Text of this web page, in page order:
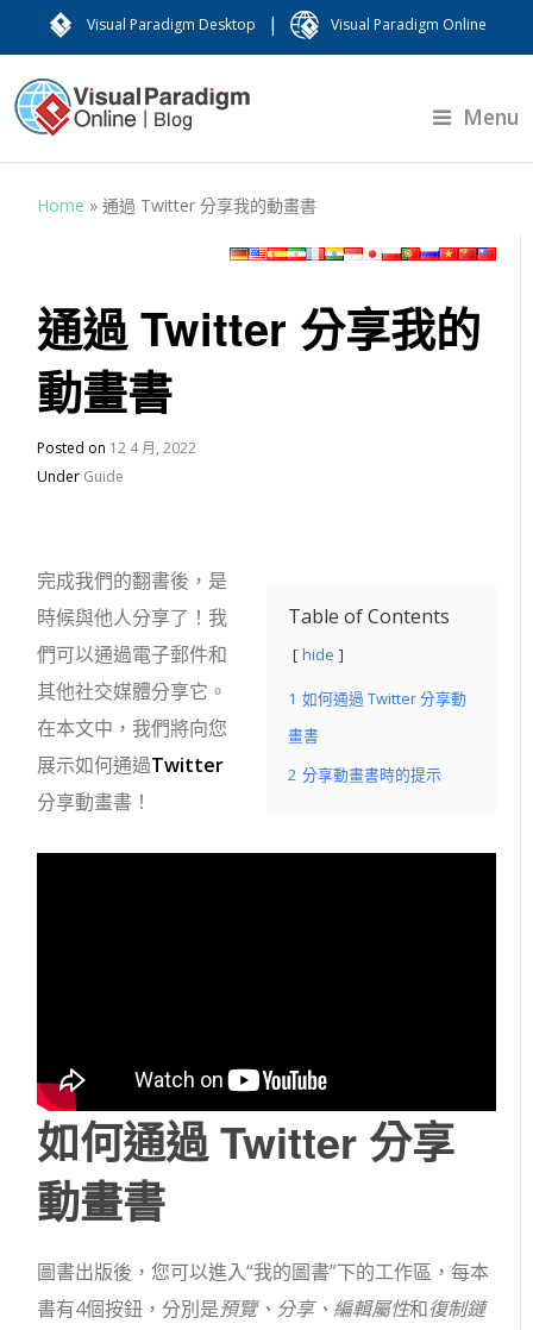
Visual Paradigm Desktop | Visual Paradigm Online
Menu
Home »通過 Twitter 分享我的動畫書
通過 Twitter 分享我的
動畫書
Posted on 12 4 月, 2022
Under Guide
Table of Contents
hide
1 如何通過 Twitter 分享動
畫書
2 分享動畫書時的提示
完成我們的翻書後，是
時候與他人分享了！我
們可以通過電子郵件和
其他社交媒體分享它。
在本文中，我們將向您
展示如何通過Twitter
分享動畫書！
如何通過 Twitter 分享
動畫書
圖書出版後，您可以進入“我的圖書”下的工作區，每本
書有4個按鈕，分別是預覽、分享、編輯屬性和復制鏈